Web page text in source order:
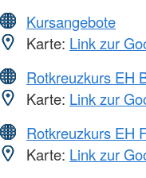
Kursangebote
Karte: Link zur
Rotkreuzkurs EH
Karte: Link zur
Rotkreuzkurs EH
Karte: Link zur